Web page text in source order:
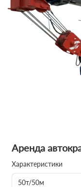
Аренда
Характеристики
50т/50м